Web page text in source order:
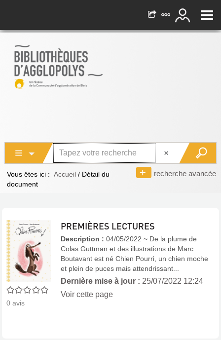
recherche avancée
Vous êtes ici : Accueil / Détail du
document
0/5
0 avis
PREMIÈRES LECTURES
Description : 04/05/2022 ~ De la plume de
Colas Guttman et des illustrations de Marc
Boutavant est né Chien Pourri, un chien moche
et plein de puces mais attendrissant...
Dernière mise à jour : 25/07/2022 12:24
Voir cette page